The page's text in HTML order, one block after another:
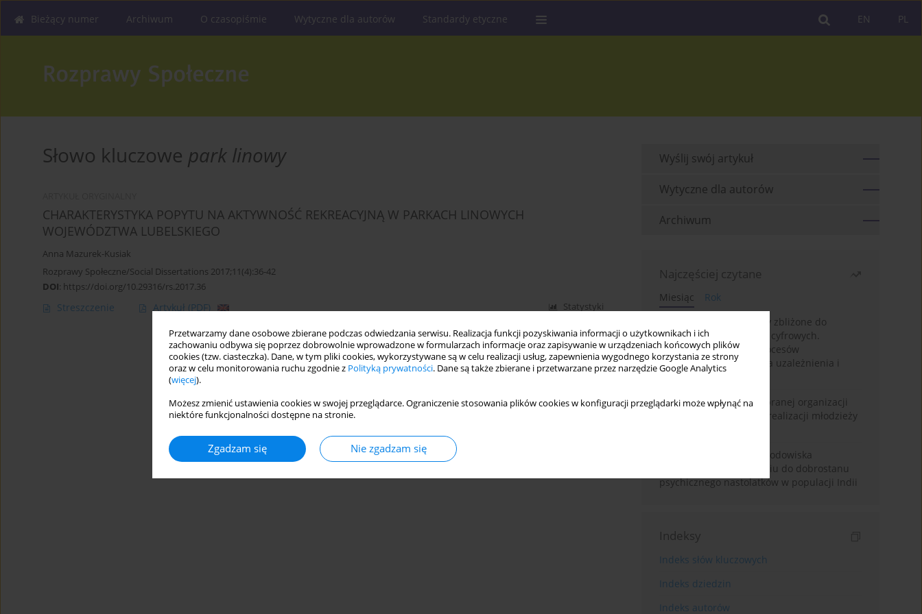
Przetwarzamy dane osobowe zbierane podczas odwiedzania serwisu. Realizacja funkcji pozyskiwania informacji o użytkownikach i ich
zachowaniu odbywa się poprzez dobrowolnie wprowadzone w formularzach informacje oraz zapisywanie w urządzeniach końcowych plików
cookies (tzw. ciasteczka). Dane, w tym pliki cookies, wykorzystywane są w celu realizacji usług, zapewnienia wygodnego korzystania ze strony
oraz w celu monitorowania ruchu zgodnie z Polityką prywatności. Dane są także zbierane i przetwarzane przez narzędzie Google Analytics
(więcej).
Możesz zmienić ustawienia cookies w swojej przeglądarce. Ograniczenie stosowania plików cookies w konfiguracji przeglądarki może wpłynąć na
niektóre funkcjonalności dostępne na stronie.
Zgadzam się Nie zgadzam się
PL
EN
Bieżący numer Archiwum O czasopiśmie Wytyczne dla autorów Standardy etyczne
Słowo kluczowe park linowy
CHARAKTERYSTYKA POPYTU NA AKTYWNOŚĆ REKREACYJNĄ W PARKACH LINOWYCH
WOJEWÓDZTWA LUBELSKIEGO
Anna Mazurek-Kusiak
Rozprawy Społeczne/Social Dissertations 2017;11(4):36-42
DOI: https://doi.org/10.29316/rs.2017.36
Streszczenie Artykuł (PDF) Statystyki
Wyślij swój artykuł
Wytyczne dla autorów
Archiwum
Najczęściej czytane
Miesiąc
Rok
Loot boxy – mechanizmy zbliżone do
hazardu ukryte w grach cyfrowych.
Narracyjny przegląd procesów
psychologicznych, ryzyka uzależnienia i
regulacji prawnych
Znaczenie wsparcia wybranej organizacji
pozarządowej dla samorealizacji młodzieży
Badanie osobowości i środowiska
rodzinnego w odniesieniu do dobrostanu
psychicznego nastolatków w populacji Indii
Indeksy
Indeks słów kluczowych
Indeks dziedzin
Indeks autorów